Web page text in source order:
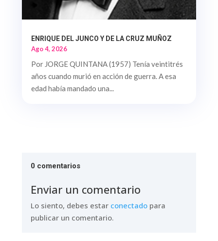
ENRIQUE DEL JUNCO Y DE LA CRUZ MUÑOZ
Ago 4, 2026
Por JORGE QUINTANA (1957) Tenía veintitrés
años cuando murió en acción de guerra. A esa
edad había mandado una...
0 comentarios
Enviar un comentario
Lo siento, debes estar conectadopara
publicar un comentario.